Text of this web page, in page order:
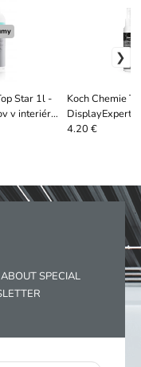
Star 1l -
Koch Chemie
DisplayExpert
displejov 100ml
4.20 €
SPECIAL